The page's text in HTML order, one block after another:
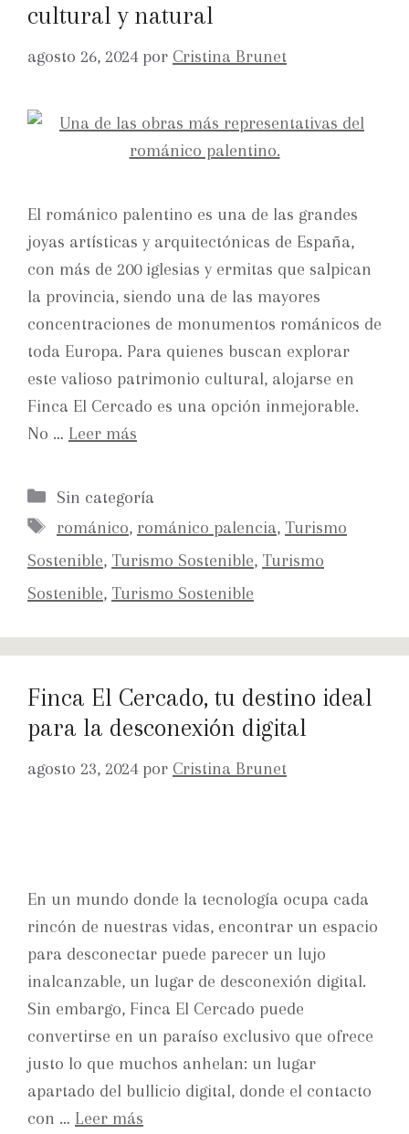
cultural y natural
agosto 26, 2024 por Cristina Brunet
El románico palentino es una de las grandes
joyas artísticas y arquitectónicas de España,
con más de 200 iglesias y ermitas que salpican
la provincia, siendo una de las mayores
concentraciones de monumentos románicos de
toda Europa. Para quienes buscan explorar
este valioso patrimonio cultural, alojarse en
Finca El Cercado es una opción inmejorable.
No … Leer más
Sin categoría
románico, románico palencia, Turismo
Sostenible, Turismo Sostenible, Turismo
Sostenible, Turismo Sostenible
Finca El Cercado, tu destino ideal
para la desconexión digital
agosto 23, 2024 por Cristina Brunet
En un mundo donde la tecnología ocupa cada
rincón de nuestras vidas, encontrar un espacio
para desconectar puede parecer un lujo
inalcanzable, un lugar de desconexión digital.
Sin embargo, Finca El Cercado puede
convertirse en un paraíso exclusivo que ofrece
justo lo que muchos anhelan: un lugar
apartado del bullicio digital, donde el contacto
con … Leer más